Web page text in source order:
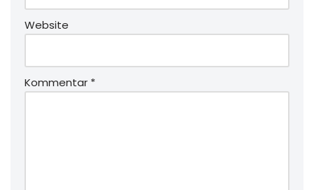
Website
Kommentar *